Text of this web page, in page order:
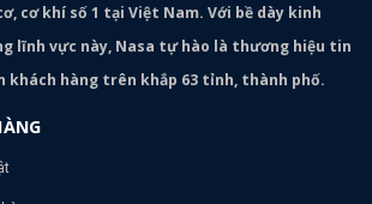
cơ khí số 1 tại Việt Nam. Với bề dày kinh
lĩnh vực này, Nasa tự hào là thương hiệu tin
khách hàng trên khắp 63 tỉnh, thành phố.